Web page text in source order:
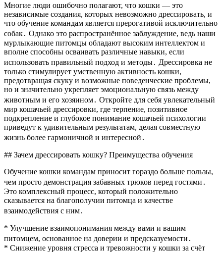
Многие люди ошибочно полагают, что кошки — это
независимые создания, которых невозможно дрессировать, и
что обучение командам является прерогативой исключительно
собак․ Однако это распространённое заблуждение, ведь наши
мурлыкающие питомцы обладают высоким интеллектом и
вполне способны осваивать различные навыки, если
использовать правильный подход и методы․ Дрессировка не
только стимулирует умственную активность кошки,
предотвращая скуку и возможные поведенческие проблемы,
но и значительно укрепляет эмоциональную связь между
животным и его хозяином․ Откройте для себя увлекательный
мир кошачьей дрессировки, где терпение, позитивное
подкрепление и глубокое понимание кошачьей психологии
приведут к удивительным результатам, делая совместную
жизнь более гармоничной и интересной․
## Зачем дрессировать кошку? Преимущества обучения
Обучение кошки командам приносит гораздо больше пользы,
чем просто демонстрация забавных трюков перед гостями․
Это комплексный процесс, который положительно
сказывается на благополучии питомца и качестве
взаимодействия с ним․
* Улучшение взаимопонимания между вами и вашим
питомцем, основанное на доверии и предсказуемости․
* Снижение уровня стресса и тревожности у кошки за счёт